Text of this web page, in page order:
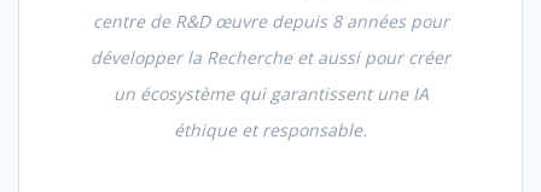
centre de R&D œuvre depuis 8 années pour
développer la Recherche et aussi pour créer
un écosystème qui garantissent une IA
éthique et responsable.